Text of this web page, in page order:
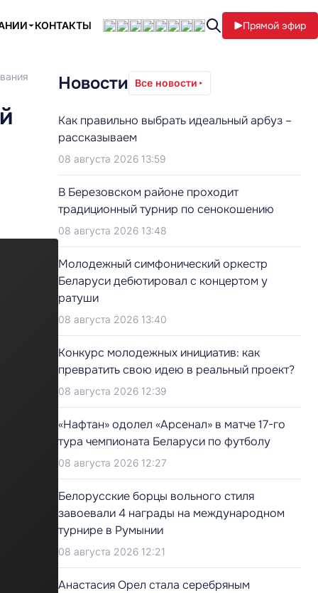
КОНТАКТЫ Прямой эфир
Новости Все новости
Как правильно выбрать идеальный арбуз –
рассказываем
08 августа 2026 13:59
В Березовском районе проходит
традиционный турнир по сенокошению
08 августа 2026 13:48
Молодежный симфонический оркестр
Беларуси дебютировал с концертом у
ратуши
08 августа 2026 13:40
Конкурс молодежных инициатив: как
превратить свою идею в реальный проект?
08 августа 2026 12:39
«Нафтан» одолел «Арсенал» в матче 17-го
тура чемпионата Беларуси по футболу
08 августа 2026 12:27
Белорусские борцы вольного стиля
завоевали 4 награды на международном
турнире в Румынии
08 августа 2026 12:21
Анастасия Орел стала серебряным